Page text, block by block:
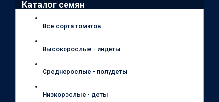
Каталог семян
Все сорта томатов
Высокорослые - индеты
Среднерослые - полудеты
Низкорослые - деты